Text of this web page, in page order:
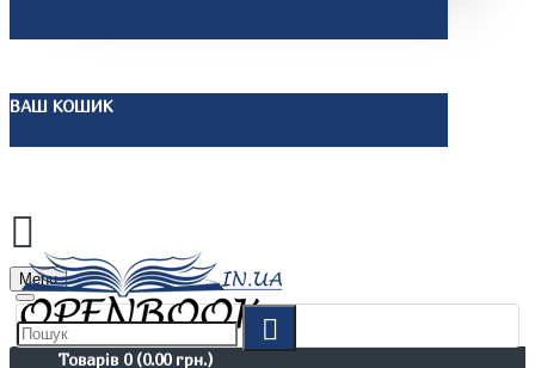
ВАШ КОШИК
Menu
Товарів 0 (0.00 грн.)